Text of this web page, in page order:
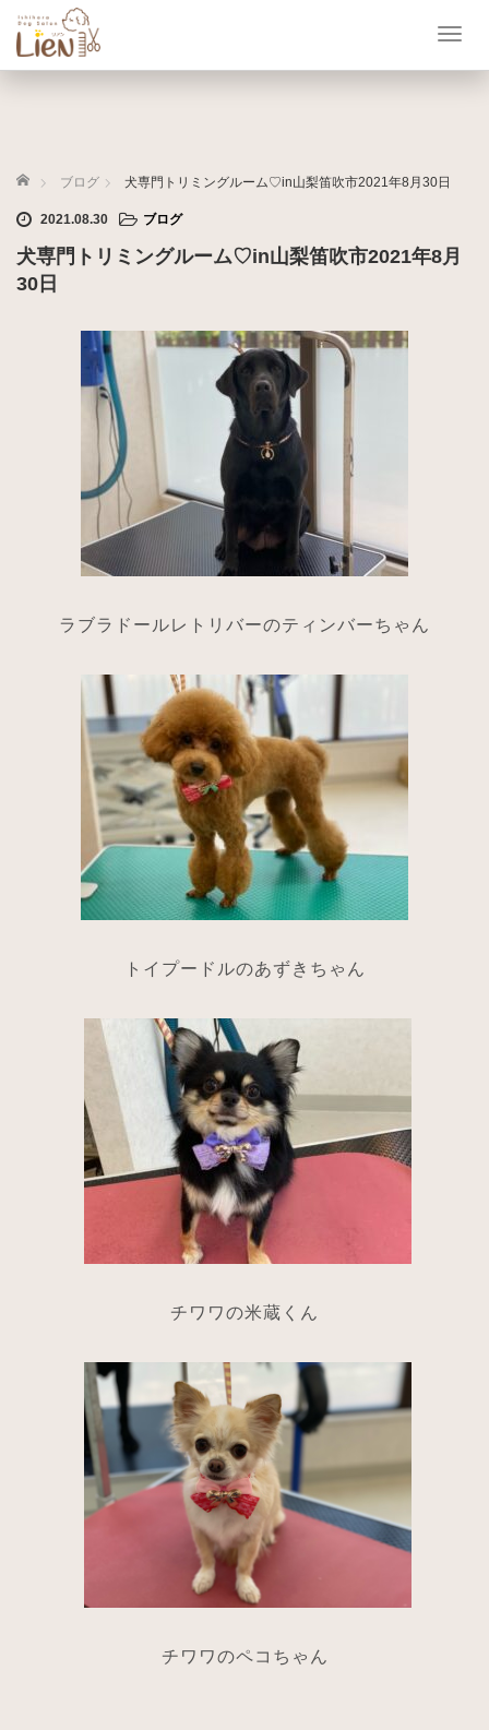
T
i
ホーム ブログ 犬専門トリミングルーム♡in山梨笛吹市2021年8月30日
2021.08.30 ブログ
犬専門トリミングルーム♡in山梨笛吹市2021年8月
30日
ラブラドールレトリバーのティンバーちゃん
トイプードルのあずきちゃん
チワワの米蔵くん
チワワのペコちゃん